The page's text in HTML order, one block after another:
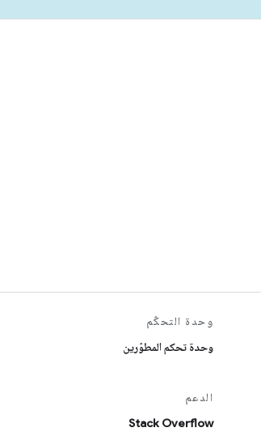
وحدة التحكّم
وحدة تحكم المطوّرين
الدعم
Stack Overflow